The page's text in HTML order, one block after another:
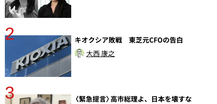
2
キオクシア敗戦 東芝元CFOの告白
大西 康之
3
〈緊急提言〉高市総理よ、日本を壊すな